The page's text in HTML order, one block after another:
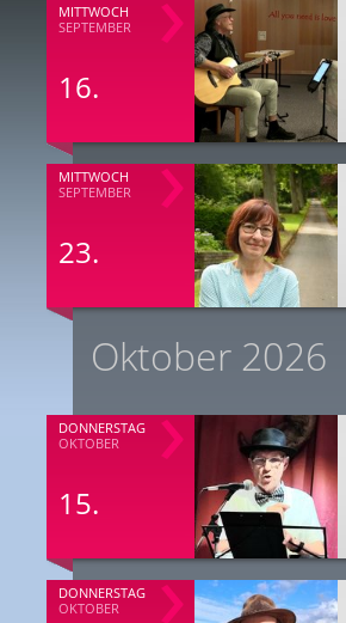
MITTWOCH
SEPTEMBER
16.
MITTWOCH
SEPTEMBER
23.
Oktober 2026
DONNERSTAG
OKTOBER
15.
DONNERSTAG
OKTOBER